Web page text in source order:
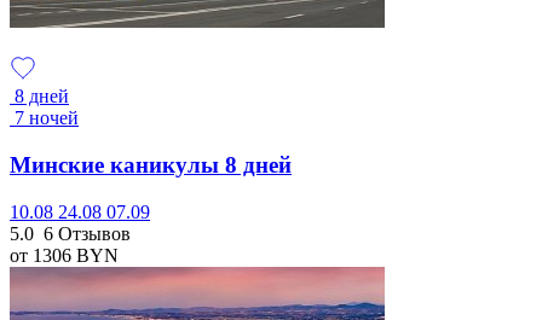
8 дней
7 ночей
Минские каникулы 8 дней
10.08 24.08 07.09
5.0 6 Отзывов
от 1306 BYN